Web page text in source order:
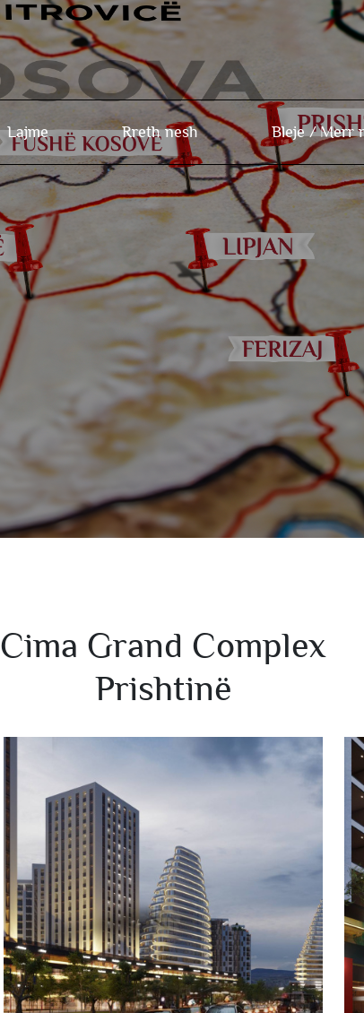
Lajme Rreth nesh Bleje / Merr
Cima Grand Complex
Prishtinë